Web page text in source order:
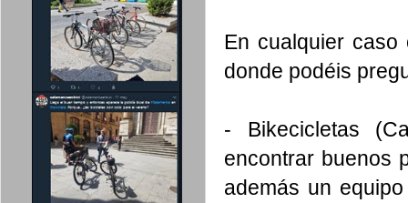
En cualquier caso
donde podéis
- Bikecicletas
encontrar buenos
además un